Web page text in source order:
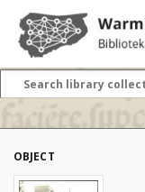
OBJECT